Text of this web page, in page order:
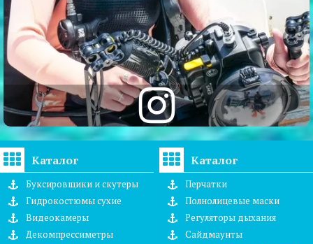
Каталог
Буксировщики и скутеры
Гидрокостюмы сухие
Видеокамеры
Декомпрессиметры
Каталог
Перчатки
Полнолицевые маски
Регуляторы дыхания
Сайдмаунты